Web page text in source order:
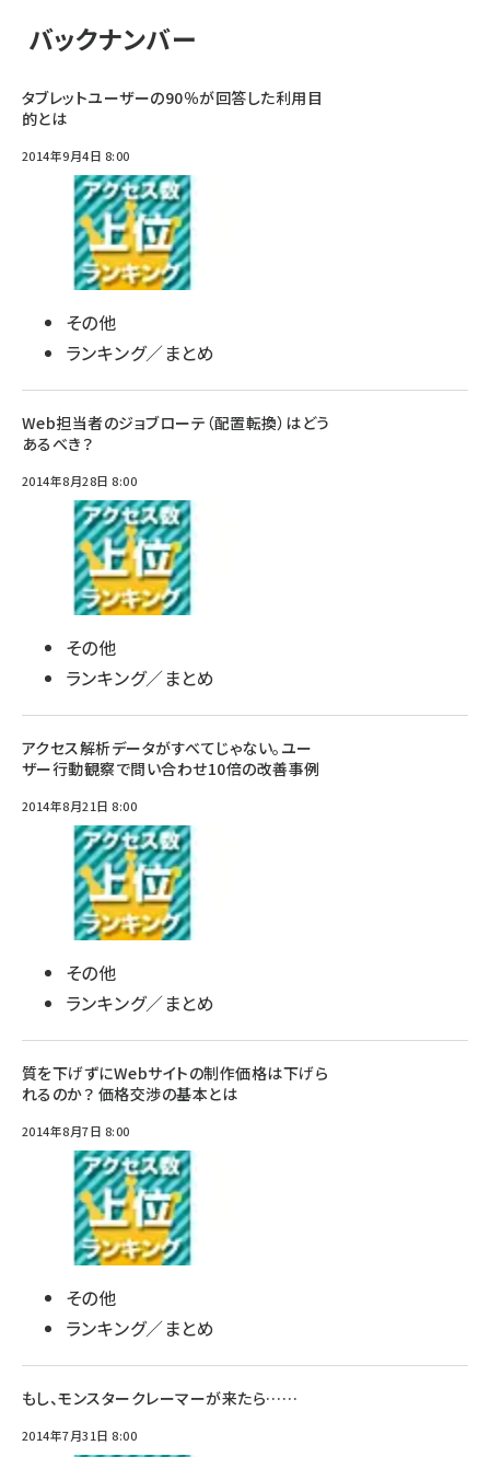
バックナンバー
タブレットユーザーの90％が回答した利用目
的とは
2014年9月4日 8:00
その他
ランキング／まとめ
Web担当者のジョブローテ（配置転換）はどう
あるべき？
2014年8月28日 8:00
その他
ランキング／まとめ
アクセス解析データがすべてじゃない。ユー
ザー行動観察で問い合わせ10倍の改善事例
2014年8月21日 8:00
その他
ランキング／まとめ
質を下げずにWebサイトの制作価格は下げら
れるのか？ 価格交渉の基本とは
2014年8月7日 8:00
その他
ランキング／まとめ
もし、モンスタークレーマーが来たら……
2014年7月31日 8:00